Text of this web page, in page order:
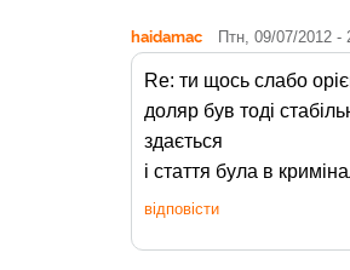
haidamac Птн, 09/07/2012 -
Re: ти щось слабо
доляр був тоді
здається
і стаття була в
відповісти